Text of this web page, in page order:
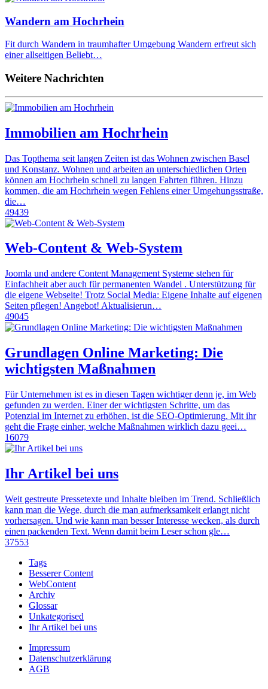
Wandern am Hochrhein
Fit durch Wandern in traumhafter Umgebung Wandern erfreut sich
einer allseitigen Beliebt…
Weitere Nachrichten
Immobilien am Hochrhein
Das Topthema seit langen Zeiten ist das Wohnen zwischen Basel
und Konstanz. Wohnen und arbeiten an unterschiedlichen Orten
können am Hochrhein schnell zu langen Fahrten führen. Hinzu
kommen, die am Hochrhein wegen Fehlens einer Umgehungsstraße,
die…
49439
Web-Content & Web-System
Joomla und andere Content Management Systeme stehen für
Einfachheit aber auch für permanenten Wandel . Unterstützung für
die eigene Webseite! Trotz Social Media: Eigene Inhalte auf eigenen
Seiten pflegen! Angebot! Aktualisierun…
49045
Grundlagen Online Marketing: Die
wichtigsten Maßnahmen
Für Unternehmen ist es in diesen Tagen wichtiger denn je, im Web
gefunden zu werden. Einer der wichtigsten Schritte, um das
Potenzial im Internet zu erhöhen, ist die SEO-Optimierung. Mit ihr
geht die Frage einher, welche Maßnahmen wirklich dazu geei…
16079
Ihr Artikel bei uns
Weit gestreute Pressetexte und Inhalte bleiben im Trend. Schließlich
kann man die Wege, durch die man aufmerksamkeit erlangt nicht
vorhersagen. Und wie kann man besser Interesse wecken, als durch
einen packenden Text. Wenn damit beim Leser schon gle…
37553
Tags
Besserer Content
WebContent
Archiv
Glossar
Unkategorised
Ihr Artikel bei uns
Impressum
Datenschutzerklärung
AGB